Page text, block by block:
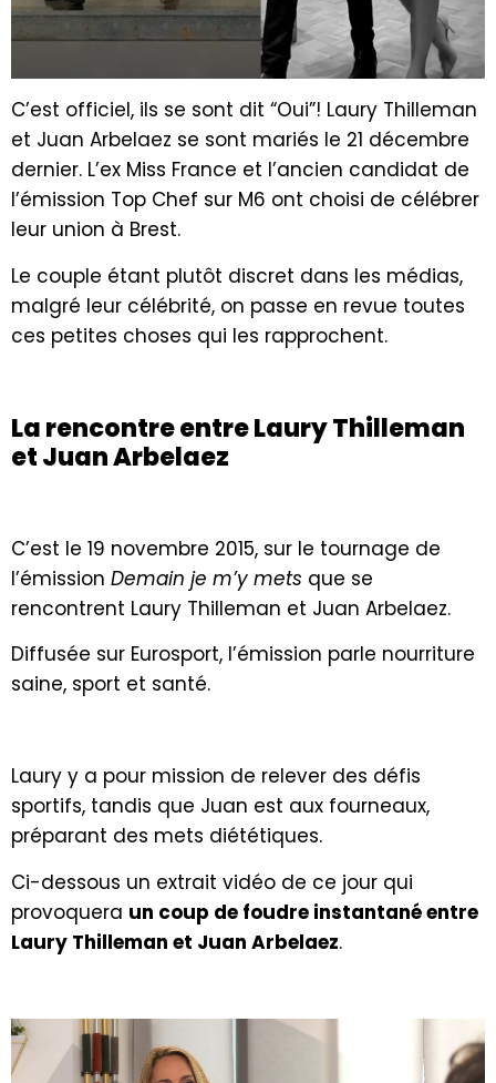
C’est officiel, ils se sont dit “Oui”! Laury Thilleman
et Juan Arbelaez se sont mariés le 21 décembre
dernier. L’ex Miss France et l’ancien candidat de
l’émission Top Chef sur M6 ont choisi de célébrer
leur union à Brest.
Le couple étant plutôt discret dans les médias,
malgré leur célébrité, on passe en revue toutes
ces petites choses qui les rapprochent.
La rencontre entre Laury Thilleman
et Juan Arbelaez
C’est le 19 novembre 2015, sur le tournage de
l’émission Demain je m’y mets que se
rencontrent Laury Thilleman et Juan Arbelaez.
Diffusée sur Eurosport, l’émission parle nourriture
saine, sport et santé.
Laury y a pour mission de relever des défis
sportifs, tandis que Juan est aux fourneaux,
préparant des mets diététiques.
Ci-dessous un extrait vidéo de ce jour qui
provoquera un coup de foudre instantané entre
Laury Thilleman et Juan Arbelaez.
Lecteur
vidéo